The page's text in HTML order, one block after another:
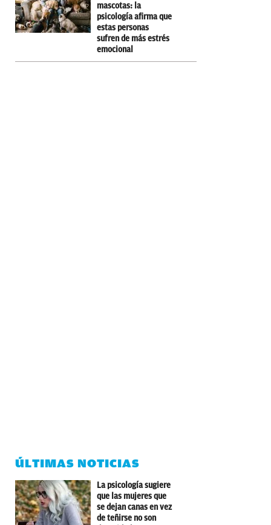
mascotas: la
psicología afirma que
estas personas
sufren de más estrés
emocional
ÚLTIMAS NOTICIAS
La psicología sugiere
que las mujeres que
se dejan canas en vez
de teñirse no son